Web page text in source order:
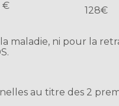
€
128€
maladie, ni pour la
au titre des 2